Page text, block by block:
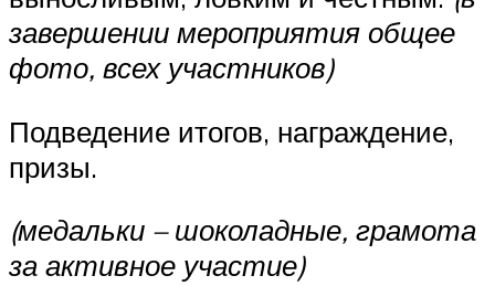
завершении мероприятия общее
фото, всех участников)
Подведение итогов, награждение,
призы.
(медальки – шоколадные, грамота
за активное участие)